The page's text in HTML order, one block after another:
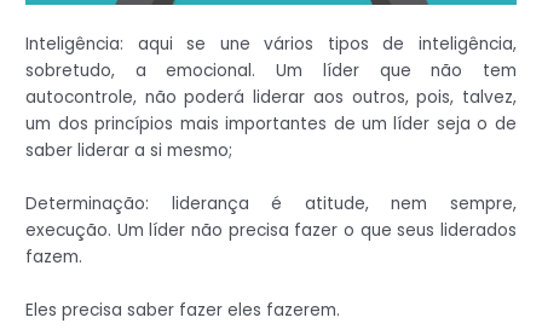
Inteligência: aqui se une vários tipos de inteligência,
sobretudo, a emocional. Um líder que não tem
autocontrole, não poderá liderar aos outros, pois, talvez,
um dos princípios mais importantes de um líder seja o de
saber liderar a si mesmo;
Determinação: liderança é atitude, nem sempre,
execução. Um líder não precisa fazer o que seus liderados
fazem.
Eles precisa saber fazer eles fazerem.